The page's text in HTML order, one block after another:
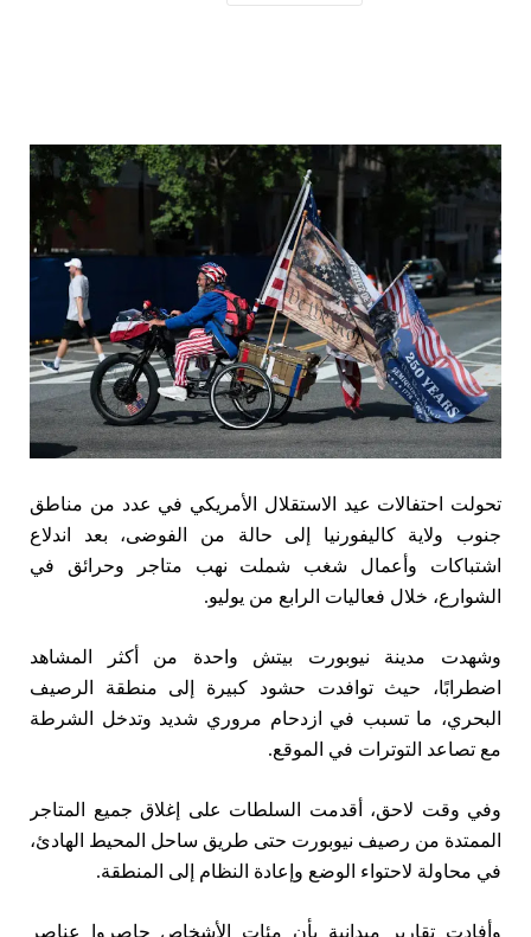
تحولت احتفالات عيد الاستقلال الأمريكي في عدد من مناطق
جنوب ولاية كاليفورنيا إلى حالة من الفوضى، بعد اندلاع
اشتباكات وأعمال شغب شملت نهب متاجر وحرائق في
الشوارع، خلال فعاليات الرابع من يوليو.
وشهدت مدينة نيوبورت بيتش واحدة من أكثر المشاهد
اضطرابًا، حيث توافدت حشود كبيرة إلى منطقة الرصيف
البحري، ما تسبب في ازدحام مروري شديد وتدخل الشرطة
مع تصاعد التوترات في الموقع.
وفي وقت لاحق، أقدمت السلطات على إغلاق جميع المتاجر
الممتدة من رصيف نيوبورت حتى طريق ساحل المحيط الهادئ،
في محاولة لاحتواء الوضع وإعادة النظام إلى المنطقة.
وأفادت تقارير ميدانية بأن مئات الأشخاص حاصروا عناصر